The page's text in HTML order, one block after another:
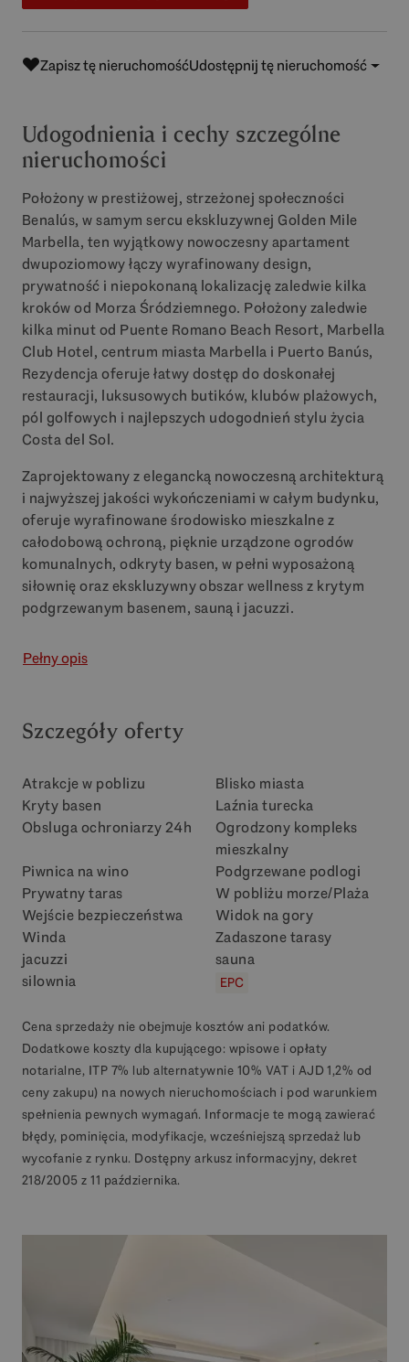
Zapisz tę nieruchomośćUdostępnij tę nieruchomość
Udogodnienia i cechy szczególne
nieruchomości
Położony w prestiżowej, strzeżonej społeczności
Benalús, w samym sercu ekskluzywnej Golden Mile
Marbella, ten wyjątkowy nowoczesny apartament
dwupoziomowy łączy wyrafinowany design,
prywatność i niepokonaną lokalizację zaledwie kilka
kroków od Morza Śródziemnego. Położony zaledwie
kilka minut od Puente Romano Beach Resort, Marbella
Club Hotel, centrum miasta Marbella i Puerto Banús,
Rezydencja oferuje łatwy dostęp do doskonałej
restauracji, luksusowych butików, klubów plażowych,
pól golfowych i najlepszych udogodnień stylu życia
Costa del Sol.
Zaprojektowany z elegancką nowoczesną architekturą
i najwyższej jakości wykończeniami w całym budynku,
oferuje wyrafinowane środowisko mieszkalne z
całodobową ochroną, pięknie urządzone ogrodów
komunalnych, odkryty basen, w pełni wyposażoną
siłownię oraz ekskluzywny obszar wellness z krytym
podgrzewanym basenem, sauną i jacuzzi.
Pełny opis
Szczegóły oferty
Atrakcje w poblizu
Blisko miasta
Kryty basen
Laźnia turecka
Obsluga ochroniarzy 24h
Ogrodzony kompleks
mieszkalny
Piwnica na wino
Podgrzewane podlogi
Prywatny taras
W pobliżu morze/Plaża
Wejście bezpieczeństwa
Widok na gory
Winda
Zadaszone tarasy
jacuzzi
sauna
silownia
EPC
Cena sprzedaży nie obejmuje kosztów ani podatków.
Dodatkowe koszty dla kupującego: wpisowe i opłaty
notarialne, ITP 7% lub alternatywnie 10% VAT i AJD 1,2% od
ceny zakupu) na nowych nieruchomościach i pod warunkiem
spełnienia pewnych wymagań. Informacje te mogą zawierać
błędy, pominięcia, modyfikacje, wcześniejszą sprzedaż lub
wycofanie z rynku. Dostępny arkusz informacyjny, dekret
218/2005 z 11 października.